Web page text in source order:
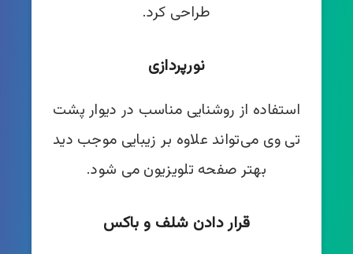
طراحی کرد.
نورپردازی
استفاده از روشنایی مناسب در دیوار پشت
تی وی می‌تواند علاوه بر زیبایی موجب دید
بهتر صفحه تلویزیون می شود.
قرار دادن شلف و باکس